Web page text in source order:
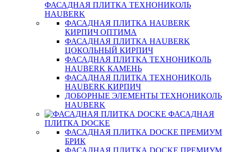
ФАСАДНАЯ ПЛИТКА ТЕХНОНИКОЛЬ
HAUBERK
ФАСАДНАЯ ПЛИТКА HAUBERK
КИРПИЧ ОПТИМА
ФАСАДНАЯ ПЛИТКА HAUBERK
ЦОКОЛЬНЫЙ КИРПИЧ
ФАСАДНАЯ ПЛИТКА ТЕХНОНИКОЛЬ
HAUBERK КАМЕНЬ
ФАСАДНАЯ ПЛИТКА ТЕХНОНИКОЛЬ
HAUBERK КИРПИЧ
ДОБОРНЫЕ ЭЛЕМЕНТЫ ТЕХНОНИКОЛЬ
HAUBERK
ФАСАДНАЯ
ПЛИТКА DOCKE
ФАСАДНАЯ ПЛИТКА DOCKE ПРЕМИУМ
БРИК
ФАСАДНАЯ ПЛИТКА DOCKE ПРЕМИУМ